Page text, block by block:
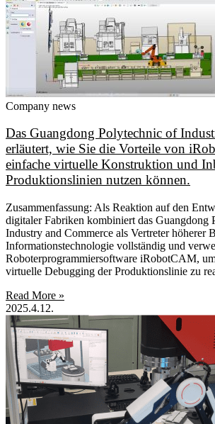
Company news
Das Guangdong Polytechnic of
erläutert, wie Sie die Vorteile von
einfache virtuelle Konstruktion und
Produktionslinien nutzen können.
Zusammenfassung: Als Reaktion auf den
digitaler Fabriken kombiniert das Guangdong
Industry and Commerce als Vertreter höherer
Informationstechnologie vollständig und
Roboterprogrammiersoftware iRobotCAM,
virtuelle Debugging der Produktionslinie zu
Read More »
2025.4.12.